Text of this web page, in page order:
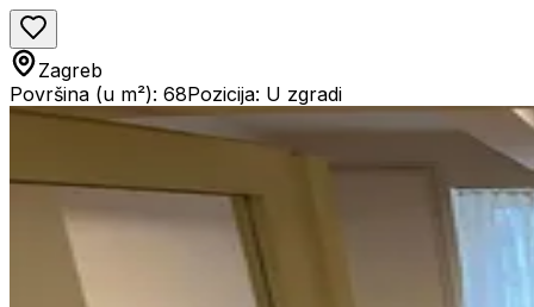
Zagreb
Površina (u m²): 68Pozicija: U zgradi